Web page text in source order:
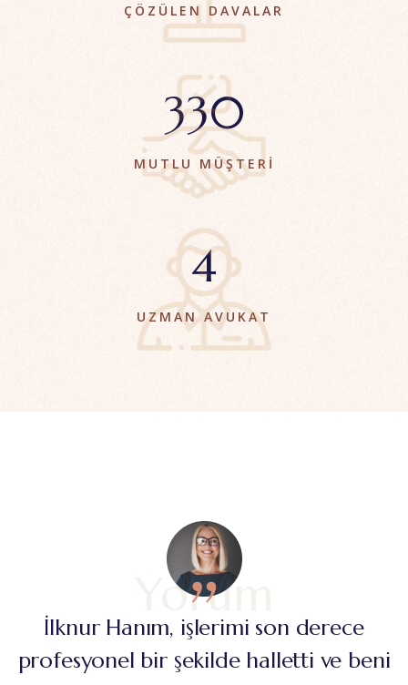
ÇÖZÜLEN DAVALAR
513
MUTLU MÜŞTERI
5
UZMAN AVUKAT
Yorum
İlknur Hanım, işlerimi son derece
profesyonel bir şekilde halletti ve beni